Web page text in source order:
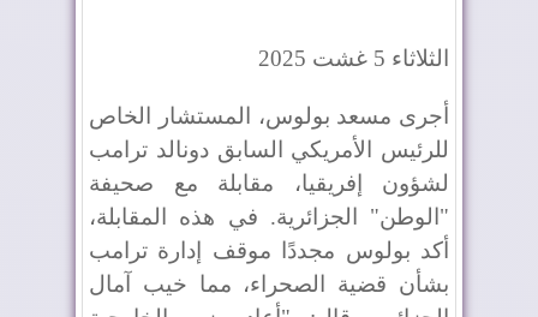
الثلاثاء 5 غشت 2025
أجرى مسعد بولوس، المستشار الخاص
للرئيس الأمريكي السابق دونالد ترامب
لشؤون إفريقيا، مقابلة مع صحيفة
"الوطن" الجزائرية. في هذه المقابلة،
أكد بولوس مجددًا موقف إدارة ترامب
بشأن قضية الصحراء، مما خيب آمال